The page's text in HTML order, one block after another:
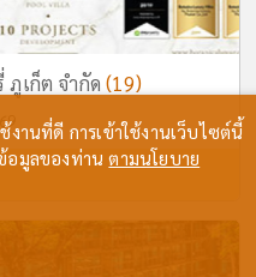
ภูเก็ต จำกัด(19)
งานที่ดี การเข้าใช้งานเว็บไซต์นี้
อมูลของท่านตามนโยบาย